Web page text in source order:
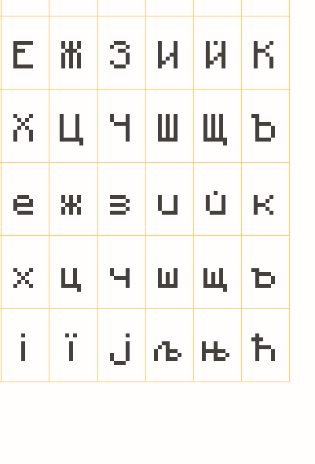
Е Ж З И Й
К
Х Ц Ч Ш Щ
Ъ
е ж з и й
к
х ц ч ш щ
ъ
і ї ј љ њ ћ